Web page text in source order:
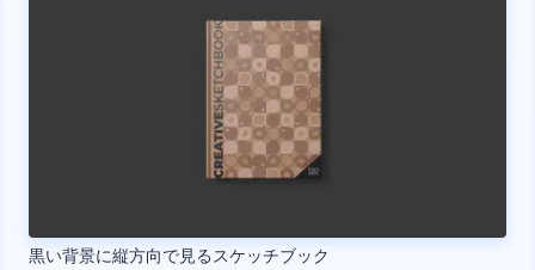
黒い背景に縦方向で見るスケッチブック